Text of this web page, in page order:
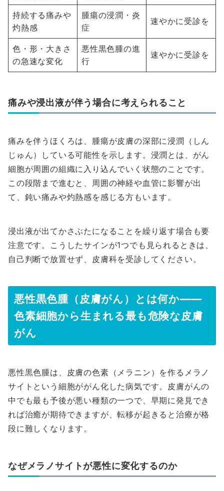
持続する痛みや
灼熱感
腫瘍の浸潤・炎
症
速やかに受診を
色・形・大きさ
の急速な変化
悪性黒色腫の進
行
速やかに受診を
痛みや浸出液が伴う場合に考えられること
痛みを伴うほくろは、腫瘍が皮膚の深部に浸潤（しん
じゅん）している可能性を示します。浸潤とは、がん
細胞が周囲の組織に入り込んでいく状態のことです。
この段階まで進むと、周囲の神経や血管に影響が出
て、鈍い痛みや灼熱感を感じる方もいます。
浸出液が出てかさぶたになることを繰り返す場合も要
注意です。こうしたサインが1つでも見られるときは、
自己判断で放置せず、皮膚科を受診してください。
悪性黒色腫（皮膚がん）とは何か――
色素細胞から生まれる最も危険な皮膚
がん
悪性黒色腫は、皮膚の色素（メラニン）を作るメラノ
サイトという細胞ががん化した病気です。皮膚がんの
中でも最も予後が悪い種類の一つで、早期に発見でき
れば治癒が期待できますが、転移が起きると治療が格
段に難しくなります。
なぜメラノサイトが悪性に変化するのか